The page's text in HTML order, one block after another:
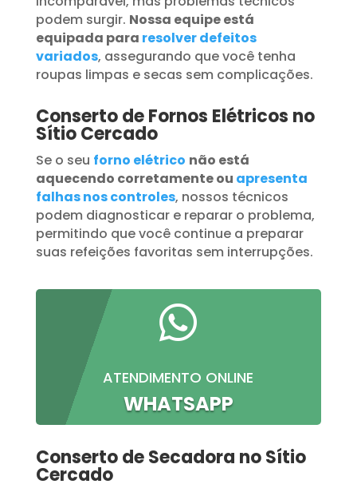
podem surgir. Nossa equipe está
equipada para resolver defeitos
variados, assegurando que você tenha
roupas limpas e secas sem complicações.
Conserto de Fornos Elétricos no
Sítio Cercado
Se o seu forno elétrico não está
aquecendo corretamente ou apresenta
falhas nos controles, nossos técnicos
podem diagnosticar e reparar o problema,
permitindo que você continue a preparar
suas refeições favoritas sem interrupções.

ATENDIMENTO ONLINE
WHATSAPP
Conserto de Secadora no Sítio
Cercado